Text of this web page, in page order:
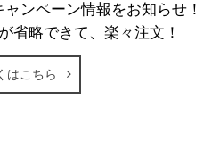
ンペーン情報をお知らせ！
省略できて、楽々注文！
はこちら